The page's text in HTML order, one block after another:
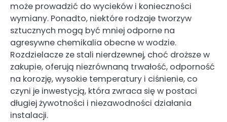
może prowadzić do wycieków i konieczności
wymiany. Ponadto, niektóre rodzaje tworzyw
sztucznych mogą być mniej odporne na
agresywne chemikalia obecne w wodzie.
Rozdzielacze ze stali nierdzewnej, choć droższe w
zakupie, oferują niezrównaną trwałość, odporność
na korozję, wysokie temperatury i ciśnienie, co
czyni je inwestycją, która zwraca się w postaci
długiej żywotności i niezawodności działania
instalacji.